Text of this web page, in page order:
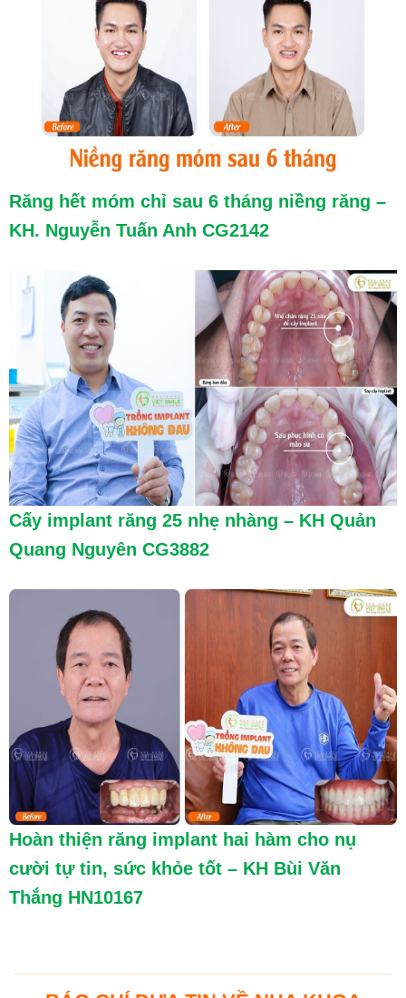
Răng hết móm chỉ sau 6 tháng niềng răng –
KH. Nguyễn Tuấn Anh CG2142
Cấy implant răng 25 nhẹ nhàng – KH Quản
Quang Nguyên CG3882
Hoàn thiện răng implant hai hàm cho nụ
cười tự tin, sức khỏe tốt – KH Bùi Văn
Thắng HN10167